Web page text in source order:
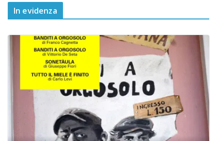
In evidenza